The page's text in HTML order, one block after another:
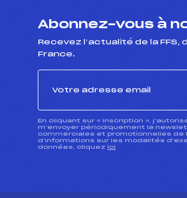
Abonnez-vous à
Recevez l’actualité de la
France.
En cliquant sur « inscription »,
m’envoyer périodiquement la
commerciales et promotionnelles de
d’informations sur les modalités
données, cliquez ici